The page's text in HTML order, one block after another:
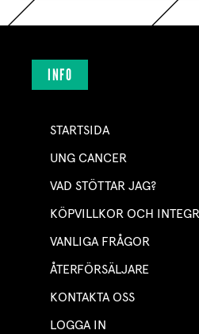
INFO
STARTSIDA
UNG CANCER
VAD STÖTTAR JAG?
KÖPVILLKOR OCH
VANLIGA FRÅGOR
ÅTERFÖRSÄLJARE
KONTAKTA OSS
LOGGA IN